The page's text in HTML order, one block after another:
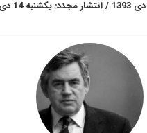
رهبر حزب کارگر در این مسند ...
اطلاعات بیشتر